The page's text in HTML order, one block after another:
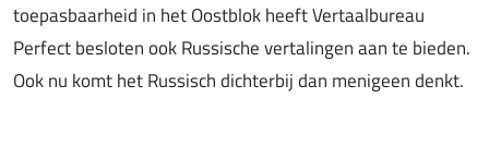
toepasbaarheid in het Oostblok heeft Vertaalbureau
Perfect besloten ook Russische vertalingen aan te bieden.
Ook nu komt het Russisch dichterbij dan menigeen denkt.